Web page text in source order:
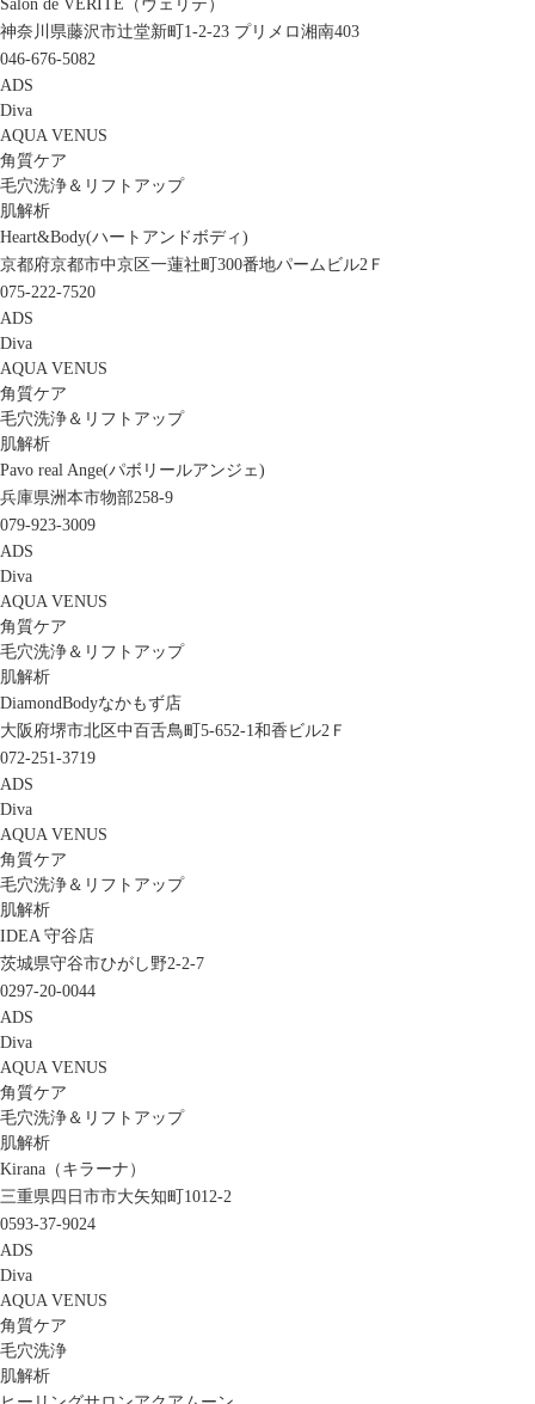
Salon de VERITE（ヴェリテ）
神奈川県藤沢市辻堂新町1-2-23 プリメロ湘南403
046-676-5082
ADS
Diva
AQUA VENUS
角質ケア
毛穴洗浄＆リフトアップ
肌解析
Heart&Body(ハートアンドボディ)
京都府京都市中京区一蓮社町300番地パームビル2Ｆ
075-222-7520
ADS
Diva
AQUA VENUS
角質ケア
毛穴洗浄＆リフトアップ
肌解析
Pavo real Ange(パボリールアンジェ)
兵庫県洲本市物部258-9
079-923-3009
ADS
Diva
AQUA VENUS
角質ケア
毛穴洗浄＆リフトアップ
肌解析
DiamondBodyなかもず店
大阪府堺市北区中百舌鳥町5-652-1和香ビル2Ｆ
072-251-3719
ADS
Diva
AQUA VENUS
角質ケア
毛穴洗浄＆リフトアップ
肌解析
IDEA 守谷店
茨城県守谷市ひがし野2-2-7
0297-20-0044
ADS
Diva
AQUA VENUS
角質ケア
毛穴洗浄＆リフトアップ
肌解析
Kirana（キラーナ）
三重県四日市市大矢知町1012-2
0593-37-9024
ADS
Diva
AQUA VENUS
角質ケア
毛穴洗浄
肌解析